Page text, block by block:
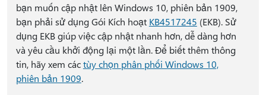
bạn muốn cập nhật lên Windows 10, phiên bản 1909,
bạn phải sử dụng Gói Kích hoạt KB4517245 (EKB). Sử
dụng EKB giúp việc cập nhật nhanh hơn, dễ dàng hơn
và yêu cầu khởi động lại một lần. Để biết thêm thông
tin, hãy xem cáctùy chọn phân phối Windows 10,
phiên bản 1909.